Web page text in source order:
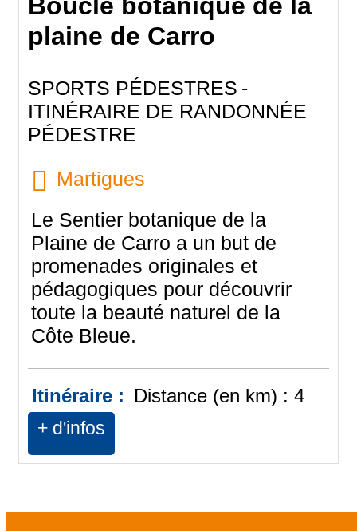
plaine de Carro
SPORTS PÉDESTRES
ITINÉRAIRE DE RANDONNÉE
PÉDESTRE
Martigues
Le Sentier botanique de la
Plaine de Carro a un but de
promenades originales et
pédagogiques pour découvrir
toute la beauté naturel de la
Côte Bleue.
Itinéraire : Distance (en km) : 4
+ d'infos